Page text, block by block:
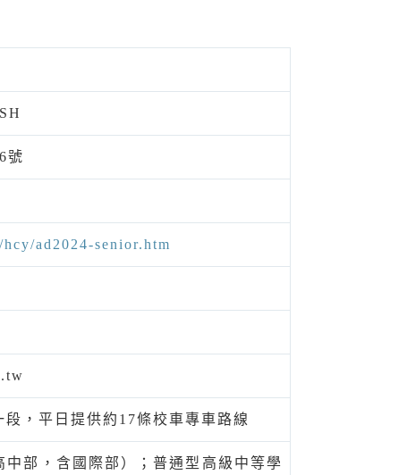
號
ad2024-senior.htm
，平日提供約17條校車專車路線
部，含國際部）；普通型高級中等學